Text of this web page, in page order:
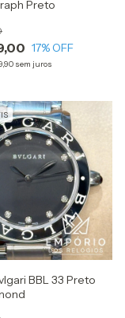
Preto
17% OFF
sem juros
BBL 33 Preto